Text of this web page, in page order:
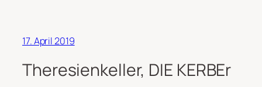
17. April 2019
Theresienkeller, DIE KERBEr